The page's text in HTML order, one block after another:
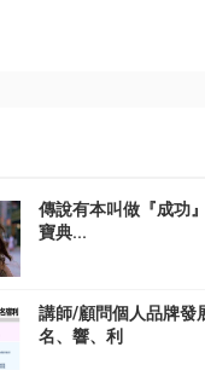
傳說有本叫做『成功
寶典...
講師/顧問個人品牌發
名、響、利